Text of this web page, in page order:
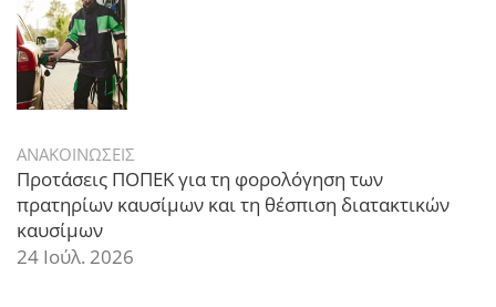
ΑΝΑΚΟΙΝΩΣΕΙΣ
Προτάσεις ΠΟΠΕΚ για τη φορολόγηση των
πρατηρίων καυσίμων και τη θέσπιση διατακτικών
καυσίμων
24 Ιούλ. 2026